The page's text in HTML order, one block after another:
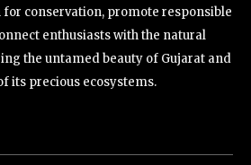
conservation, promote responsible
enthusiasts with the natural
the untamed beauty of Gujarat and
its precious ecosystems.